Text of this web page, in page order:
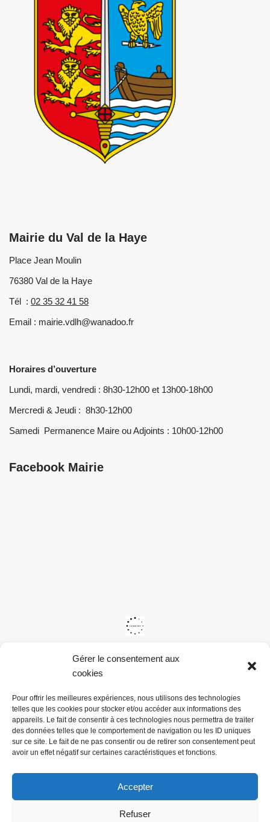
Gérer le consentement aux
cookies
Pour offrir les meilleures expériences, nous utilisons des technologies
telles que les cookies pour stocker et/ou accéder aux informations des
appareils. Le fait de consentir à ces technologies nous permettra de traiter
des données telles que le comportement de navigation ou les ID uniques
sur ce site. Le fait de ne pas consentir ou de retirer son consentement peut
avoir un effet négatif sur certaines caractéristiques et fonctions.
Accepter
Refuser
Mairie du Val de la Haye
Place Jean Moulin
76380 Val de la Haye
Tél : 02 35 32 41 58
Email : mairie.vdlh@wanadoo.fr
Horaires d’ouverture
Lundi, mardi, vendredi : 8h30-12h00 et 13h00-18h00
Mercredi & Jeudi : 8h30-12h00
Samedi Permanence Maire ou Adjoints : 10h00-12h00
Facebook Mairie